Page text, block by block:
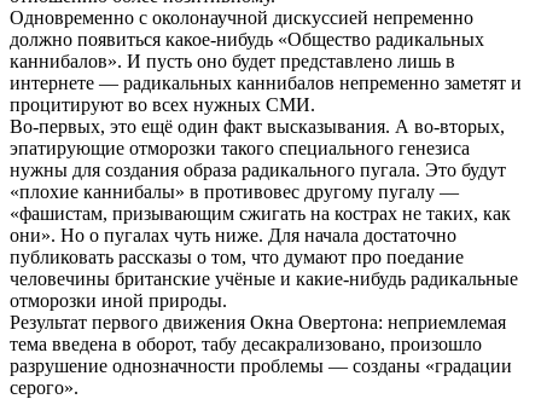
Одновременно с околонаучной дискуссией непременно
должно появиться какое-нибудь «Общество радикальных
каннибалов». И пусть оно будет представлено лишь в
интернете — радикальных каннибалов непременно заметят и
процитируют во всех нужных СМИ.
Во-первых, это ещё один факт высказывания. А во-вторых,
эпатирующие отморозки такого специального генезиса
нужны для создания образа радикального пугала. Это будут
«плохие каннибалы» в противовес другому пугалу —
«фашистам, призывающим сжигать на кострах не таких, как
они». Но о пугалах чуть ниже. Для начала достаточно
публиковать рассказы о том, что думают про поедание
человечины британские учёные и какие-нибудь радикальные
отморозки иной природы.
Результат первого движения Окна Овертона: неприемлемая
тема введена в оборот, табу десакрализовано, произошло
разрушение однозначности проблемы — созданы «градации
серого».